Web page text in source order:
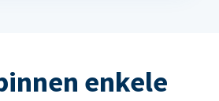
enkele